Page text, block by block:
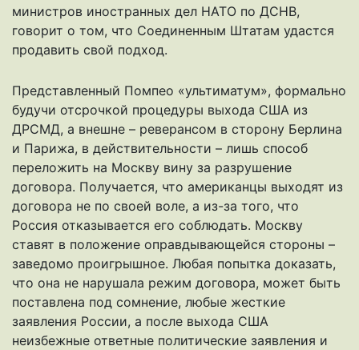
министров иностранных дел НАТО по ДСНВ,
говорит о том, что Соединенным Штатам удастся
продавить свой подход.
Представленный Помпео «ультиматум», формально
будучи отсрочкой процедуры выхода США из
ДРСМД, а внешне – реверансом в сторону Берлина
и Парижа, в действительности – лишь способ
переложить на Москву вину за разрушение
договора. Получается, что американцы выходят из
договора не по своей воле, а из-за того, что
Россия отказывается его соблюдать. Москву
ставят в положение оправдывающейся стороны –
заведомо проигрышное. Любая попытка доказать,
что она не нарушала режим договора, может быть
поставлена под сомнение, любые жесткие
заявления России, а после выхода США
неизбежные ответные политические заявления и